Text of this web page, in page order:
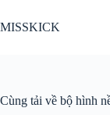
đến
phần
MISSKICK
Cùng tải về bộ hình